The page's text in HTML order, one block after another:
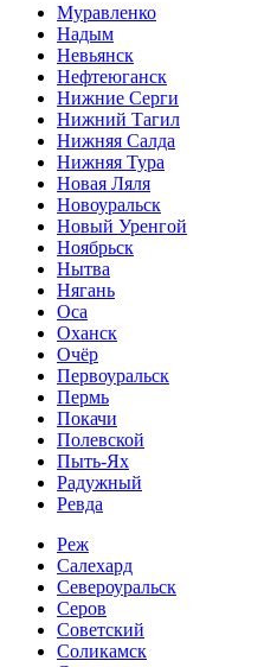
Муравленко
Надым
Невьянск
Нефтеюганск
Нижние Серги
Нижний Тагил
Нижняя Салда
Нижняя Тура
Новая Ляля
Новоуральск
Новый Уренгой
Ноябрьск
Нытва
Нягань
Оса
Оханск
Очёр
Первоуральск
Пермь
Покачи
Полевской
Пыть-Ях
Радужный
Ревда
Реж
Салехард
Североуральск
Серов
Советский
Соликамск